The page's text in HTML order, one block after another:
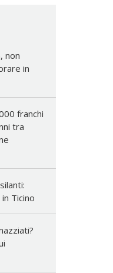
non
in
franchi
tra
Ticino